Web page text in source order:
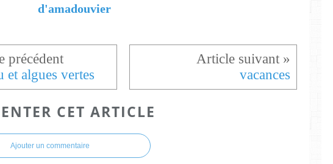
d'amadouvier
et algues vertes vacances
CET ARTICLE
Ajouter un commentaire